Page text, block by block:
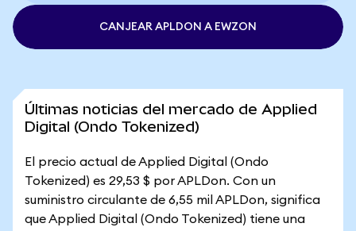
CANJEAR APLDON A EWZON
Últimas noticias del mercado de Applied
Digital (Ondo Tokenized)
El precio actual de Applied Digital (Ondo
Tokenized) es 29,53 $ por APLDon. Con un
suministro circulante de 6,55 mil APLDon, significa
que Applied Digital (Ondo Tokenized) tiene una